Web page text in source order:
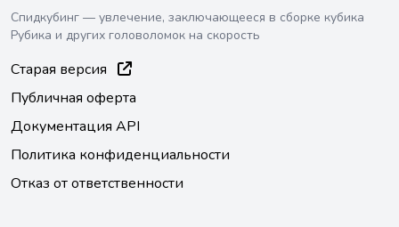
Спидкубинг — увлечение, заключающееся в сборке кубика
Рубика и других головоломок на скорость
Старая версия
Публичная оферта
Документация API
Политика конфиденциальности
Отказ от ответственности